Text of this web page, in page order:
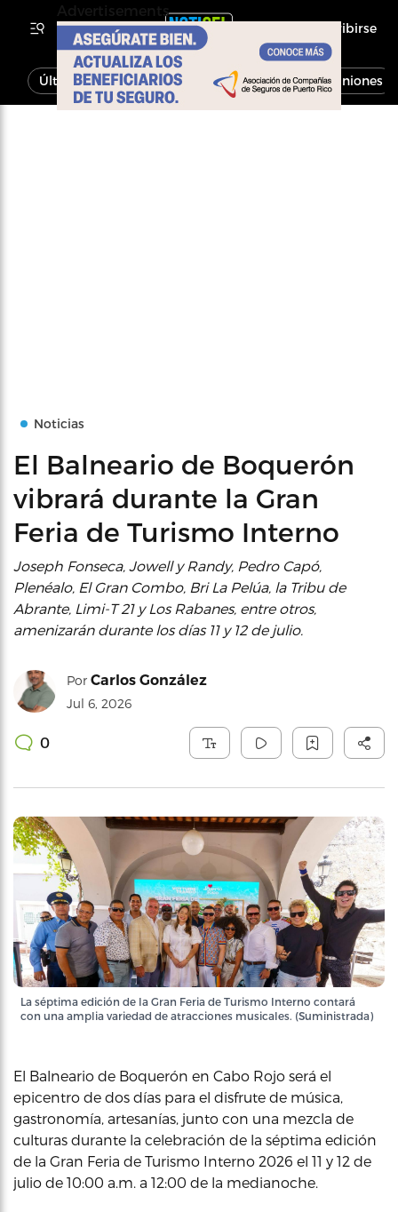
Inscribirse
Última Hora Noticias Economía Opiniones
Noticias
El Balneario de Boquerón
vibrará durante la Gran
Feria de Turismo Interno
Joseph Fonseca, Jowell y Randy, Pedro Capó,
Plenéalo, El Gran Combo, Bri La Pelúa, la Tribu de
Abrante, Limi-T 21 y Los Rabanes, entre otros,
amenizarán durante los días 11 y 12 de julio.
Por Carlos González
Jul 6, 2026
0
La séptima edición de la Gran Feria de Turismo Interno contará
con una amplia variedad de atracciones musicales. (Suministrada)
El Balneario de Boquerón en Cabo Rojo será el
epicentro de dos días para el disfrute de música,
gastronomía, artesanías, junto con una mezcla de
culturas durante la celebración de la séptima edición
de la Gran Feria de Turismo Interno 2026 el 11 y 12 de
julio de 10:00 a.m. a 12:00 de la medianoche.
Advertisements